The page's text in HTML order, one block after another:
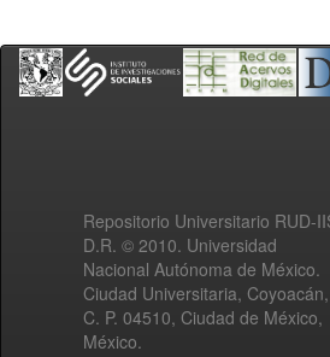
Repositorio Universitario RUD-
D.R. © 2010. Universidad
Nacional Autónoma de México.
Ciudad Universitaria, Coyoacán,
C. P. 04510, Ciudad de México,
México.